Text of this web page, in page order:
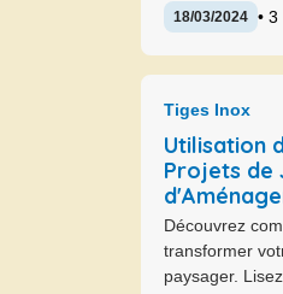
18/03/2024 •
Tiges Inox
Utilisation
Projets de
Découvrez
transformer
paysager.